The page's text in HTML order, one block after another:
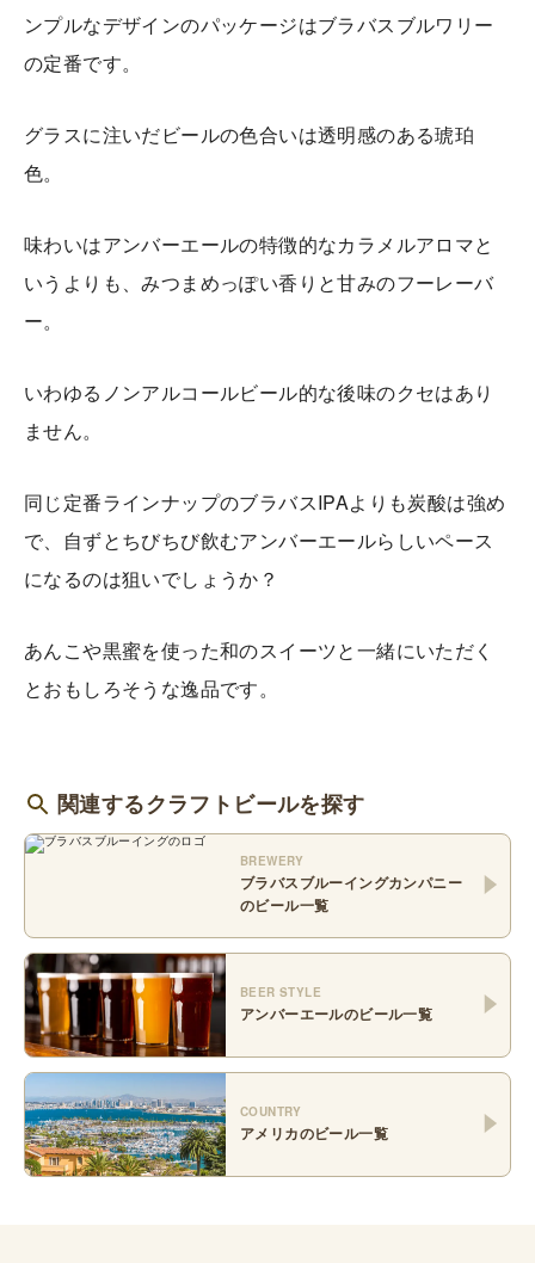
ンプルなデザインのパッケージはブラバスブルワリー
の定番です。
グラスに注いだビールの色合いは透明感のある琥珀
色。
味わいはアンバーエールの特徴的なカラメルアロマと
いうよりも、みつまめっぽい香りと甘みのフーレーバ
ー。
いわゆるノンアルコールビール的な後味のクセはあり
ません。
同じ定番ラインナップのブラバスIPAよりも炭酸は強め
で、自ずとちびちび飲むアンバーエールらしいペース
になるのは狙いでしょうか？
あんこや黒蜜を使った和のスイーツと一緒にいただく
とおもしろそうな逸品です。
関連するクラフトビールを探す
BREWERY
ブラバスブルーイングカンパニー
のビール一覧
BEER STYLE
アンバーエールのビール一覧
COUNTRY
アメリカのビール一覧